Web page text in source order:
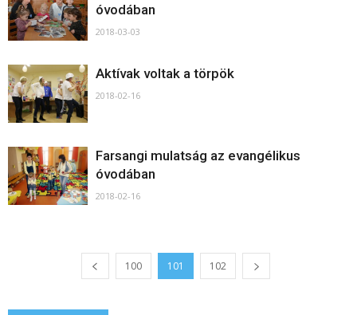
óvodában
2018-03-03
Aktívak voltak a törpök
2018-02-16
Farsangi mulatság az evangélikus
óvodában
2018-02-16
100 101 102